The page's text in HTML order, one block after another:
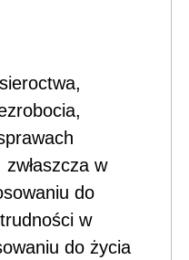
w
do
w
do życia